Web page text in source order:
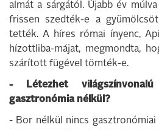
almát a sárgától. Újabb év
frissen szedték-e a
tették. A híres római ínyenc,
hízottliba-májat, megmondta,
szárított fügével tömték-e.
- Létezhet
gasztronómia nélkül?
- Bor nélkül nincs gasztronómiai